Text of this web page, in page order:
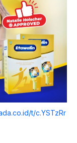
t/c.YSTzRr